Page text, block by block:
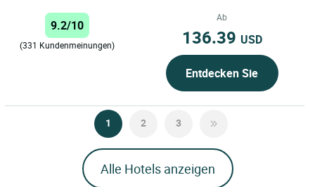
derDomaine de Valaudran
inmitten...
9.2/10
(331 Kundenmeinungen)
Ab
136.39 USD
Entdecken Sie
1 2 3
Alle Hotels anzeigen